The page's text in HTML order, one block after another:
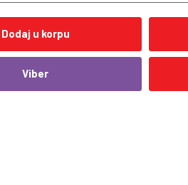
Dodaj u korpu
Viber